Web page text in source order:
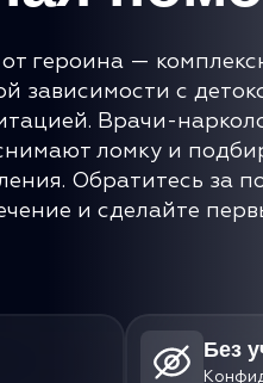
героина —
зависимости с
Врачи-
ломку и
Обратитесь за
и сделайте
Без